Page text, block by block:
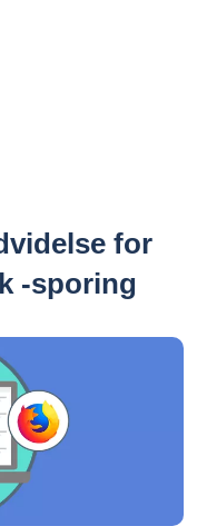
for
-sporing